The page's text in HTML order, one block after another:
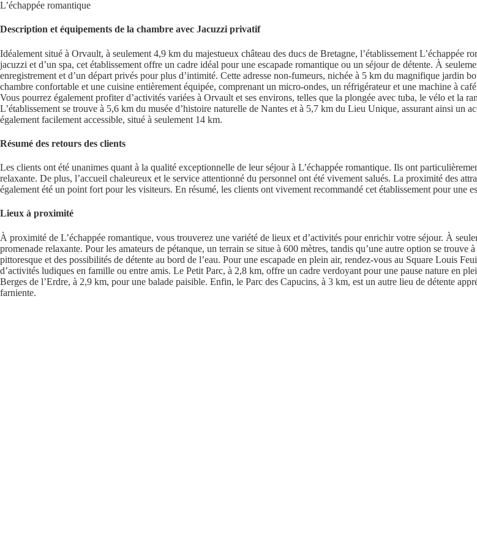
L’échappée romantique
Description et équipements de la chambre avec Jacuzzi privatif
Idéalement situé à Orvault, à seulement 4,9 km du majestueux château des ducs de Bretagne, l’établissement L’échappée
jacuzzi et d’un spa, cet établissement offre un cadre idéal pour une escapade romantique ou un séjour de détente. À
enregistrement et d’un départ privés pour plus d’intimité. Cette adresse non-fumeurs, nichée à 5 km du magnifique jardin
chambre confortable et une cuisine entièrement équipée, comprenant un micro-ondes, un réfrigérateur et une machine à
Vous pourrez également profiter d’activités variées à Orvault et ses environs, telles que la plongée avec tuba, le vélo et la
L’établissement se trouve à 5,6 km du musée d’histoire naturelle de Nantes et à 5,7 km du Lieu Unique, assurant ainsi un
également facilement accessible, situé à seulement 14 km.
Résumé des retours des clients
Les clients ont été unanimes quant à la qualité exceptionnelle de leur séjour à L’échappée romantique. Ils ont
relaxante. De plus, l’accueil chaleureux et le service attentionné du personnel ont été vivement salués. La proximité des
également été un point fort pour les visiteurs. En résumé, les clients ont vivement recommandé cet établissement pour une
Lieux à proximité
À proximité de L’échappée romantique, vous trouverez une variété de lieux et d’activités pour enrichir votre séjour. À
promenade relaxante. Pour les amateurs de pétanque, un terrain se situe à 600 mètres, tandis qu’une autre option se
pittoresque et des possibilités de détente au bord de l’eau. Pour une escapade en plein air, rendez-vous au Square Louis
d’activités ludiques en famille ou entre amis. Le Petit Parc, à 2,8 km, offre un cadre verdoyant pour une pause nature en
Berges de l’Erdre, à 2,9 km, pour une balade paisible. Enfin, le Parc des Capucins, à 3 km, est un autre lieu de détente
farniente.